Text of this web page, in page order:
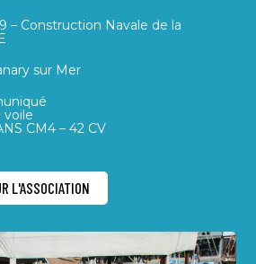
– Construction Navale de la
sur Mer
voile
CM4 – 42 CV
L'ASSOCIATION